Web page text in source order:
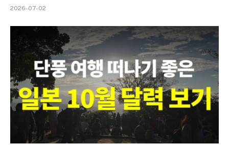
2026-07-02